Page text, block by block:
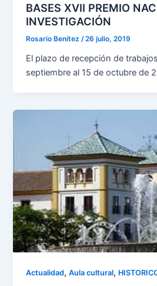
BASES XVII PREMIO
INVESTIGACIÓN
Rosario Benítez/26 julio, 2019
El plazo de recepción de
septiembre al 15 de octubre de
Actualidad,Aula cultural,